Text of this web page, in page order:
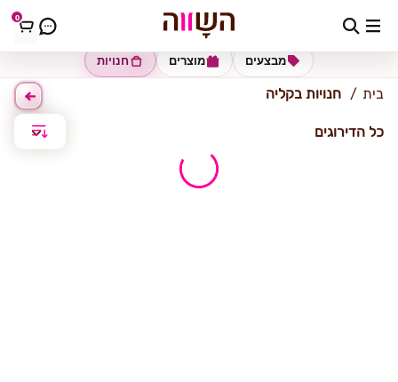
0 קליה
חנויות מוצרים מבצעים
בית חנויות בקליה
כל הדירוגים